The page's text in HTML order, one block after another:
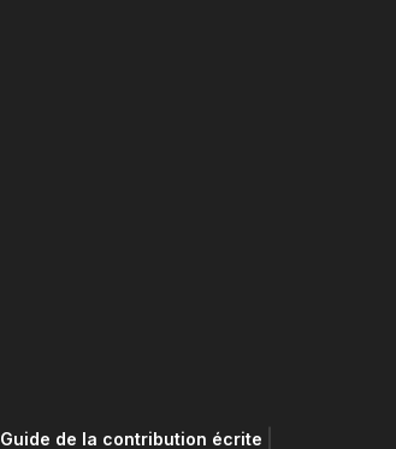
Guide de la contribution écrite